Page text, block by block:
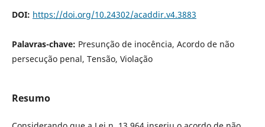
DOI: https://doi.org/10.24302/acaddir.v4.3883
Palavras-chave: Presunção de inocência, Acordo de não
persecução penal, Tensão, Violação
Resumo